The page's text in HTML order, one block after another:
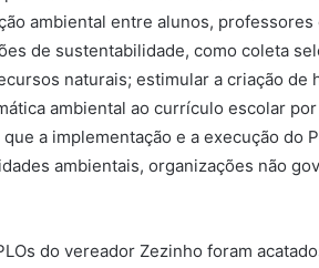
ambiental entre alunos,
de sustentabilidade, como coleta
naturais; estimular a criação
ambiental ao currículo escolar
a implementação e a execução do
ambientais, organizações não
do vereador Zezinho foram